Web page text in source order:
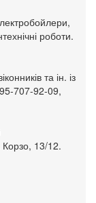
роботи.
та ін. із
707-92-09,
13/12.